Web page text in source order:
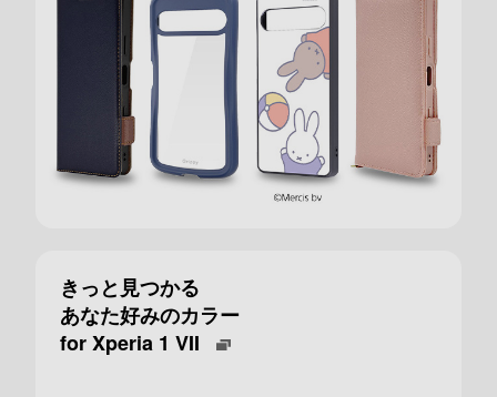
きっと見つかる
あなた好みのカラー
for Xperia 1 VII